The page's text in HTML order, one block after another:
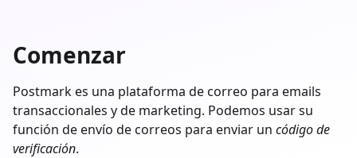
Comenzar
Postmark es una plataforma de correo para emails
transaccionales y de marketing. Podemos usar su
función de envío de correos para enviar un código de
verificación.